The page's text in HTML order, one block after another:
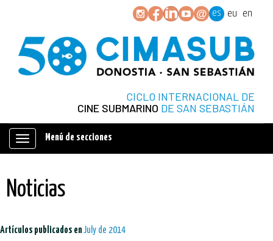
es eu en
CICLO INTERNACIONAL DE
CINE SUBMARINO DE SAN SEBASTIÁN
Mostrar/ocultar
Menú de secciones
Noticias
Artículos publicados enJuly de 2014